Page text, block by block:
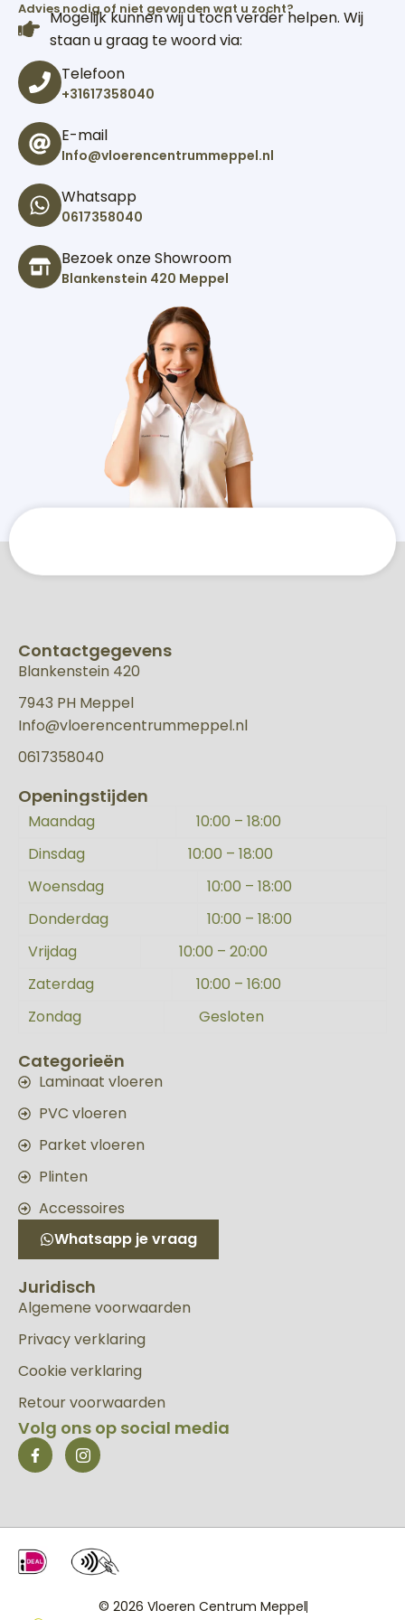
Advies nodig of niet gevonden wat u zocht?
Mogelijk kunnen wij u toch verder helpen. Wij
staan u graag te woord via:
Telefoon
+31617358040
E-mail
Info@vloerencentrummeppel.nl
Whatsapp
0617358040
Bezoek onze Showroom
Blankenstein 420 Meppel
Contactgegevens
Blankenstein 420
7943 PH Meppel
Info@vloerencentrummeppel.nl
0617358040
Openingstijden
Maandag
10:00 – 18:00
Dinsdag
10:00 – 18:00
Woensdag
10:00 – 18:00
Donderdag
10:00 – 18:00
Vrijdag
10:00 – 20:00
Zaterdag
10:00 – 16:00
Zondag
Gesloten
Categorieën
Laminaat vloeren
PVC vloeren
Parket vloeren
Plinten
Accessoires
Whatsapp je vraag
Juridisch
Algemene voorwaarden
Privacy verklaring
Cookie verklaring
Retour voorwaarden
Volg ons op social media
© 2026 Vloeren Centrum Meppel